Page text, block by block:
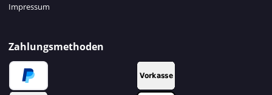
Impressum
Zahlungsmethoden